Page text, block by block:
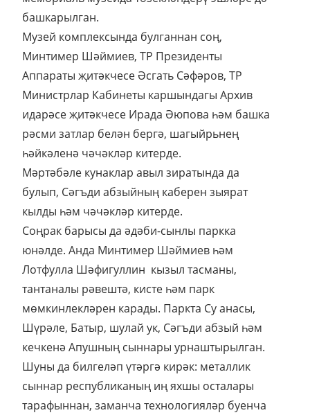
башкарылган.
Музей комплексында булганнан соң,
Минтимер Шәймиев, ТР Президенты
Аппараты җитәкчесе Әсгать Сәфәров, ТР
Министрлар Кабинеты каршындагы Архив
идарәсе җитәкчесе Ирада Әюпова һәм башка
рәсми затлар белән бергә, шагыйрьнең
һәйкәленә чәчәкләр китерде.
Мәртәбәле кунаклар авыл зиратында да
булып, Сәгъди абзыйның каберен зыярат
кылды һәм чәчәкләр китерде.
Соңрак барысы да әдәби-сынлы паркка
юнәлде. Анда Минтимер Шәймиев һәм
Лотфулла Шәфигуллин кызыл тасманы,
тантаналы рәвештә, кисте һәм парк
мөмкинлекләрен карады. Паркта Су анасы,
Шүрәле, Батыр, шулай ук, Сәгъди абзый һәм
кечкенә Апушның сыннары урнаштырылган.
Шуны да билгеләп үтәргә кирәк: металлик
сыннар республиканың иң яхшы осталары
тарафыннан, заманча технологияләр буенча